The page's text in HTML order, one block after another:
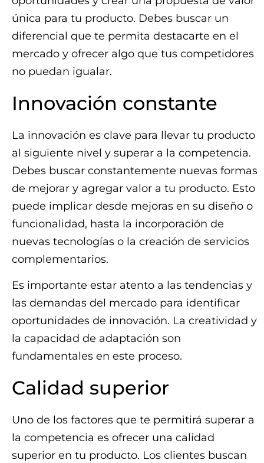
única para tu producto. Debes buscar un
diferencial que te permita destacarte en el
mercado y ofrecer algo que tus competidores
no puedan igualar.
Innovación constante
La innovación es clave para llevar tu producto
al siguiente nivel y superar a la competencia.
Debes buscar constantemente nuevas formas
de mejorar y agregar valor a tu producto. Esto
puede implicar desde mejoras en su diseño o
funcionalidad, hasta la incorporación de
nuevas tecnologías o la creación de servicios
complementarios.
Es importante estar atento a las tendencias y
las demandas del mercado para identificar
oportunidades de innovación. La creatividad y
la capacidad de adaptación son
fundamentales en este proceso.
Calidad superior
Uno de los factores que te permitirá superar a
la competencia es ofrecer una calidad
superior en tu producto. Los clientes buscan